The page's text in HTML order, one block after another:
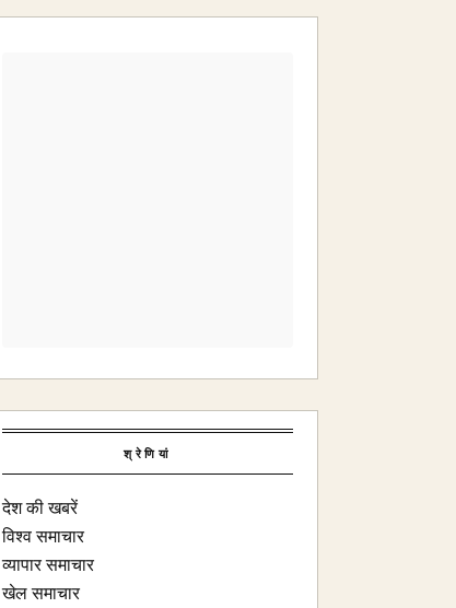
श्रेणियां
देश की खबरें
विश्व समाचार
व्यापार समाचार
खेल समाचार